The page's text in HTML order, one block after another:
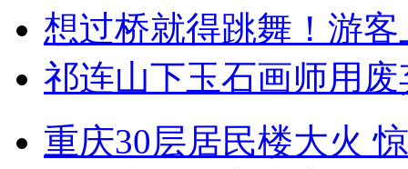
想过桥就得跳舞！游客
祁连山下玉石画师用
重庆30层居民楼大火